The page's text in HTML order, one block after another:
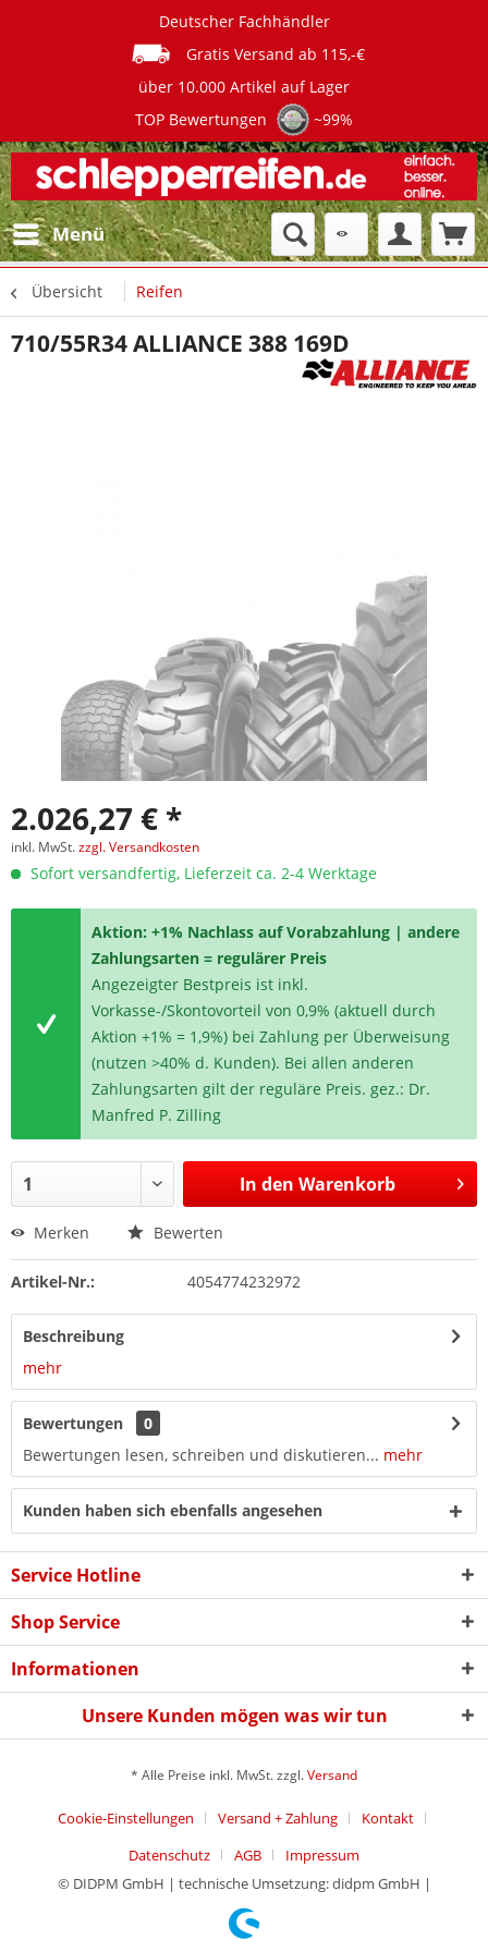
Deutscher Fachhändler
Gratis Versand ab 115,-€
über 10.000 Artikel auf Lager
TOP Bewertungen
~99%
Menü
Übersicht Reifen
710/55R34 ALLIANCE 388 169D
2.026,27 € *
inkl. MwSt.zzgl. Versandkosten
Sofort versandfertig, Lieferzeit ca. 2-4 Werktage
Aktion: +1% Nachlass auf Vorabzahlung | andere
Zahlungsarten = regulärer Preis
Angezeigter Bestpreis ist inkl.
Vorkasse-/Skontovorteil von 0,9% (aktuell durch
Aktion +1% = 1,9%) bei Zahlung per Überweisung
(nutzen >40% d. Kunden). Bei allen anderen
Zahlungsarten gilt der reguläre Preis. gez.: Dr.
Manfred P. Zilling
In den Warenkorb
Merken Bewerten
Artikel-Nr.: 4054774232972
Beschreibung
mehr
Bewertungen
0
Bewertungen lesen, schreiben und diskutieren... mehr
Kunden haben sich ebenfalls angesehen
Service Hotline
Shop Service
Informationen
Unsere Kunden mögen was wir tun
* Alle Preise inkl. MwSt. zzgl.Versand
Cookie-Einstellungen Versand + Zahlung
Kontakt
Datenschutz
AGB
Impressum
© DIDPM GmbH | technische Umsetzung: didpm GmbH |